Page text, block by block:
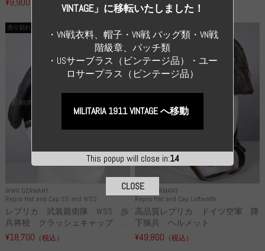
¥55,000 （税込）
WWII GERMANY
Repro Hat and Cap SS and WSS
売り切れ
レプリカ 武装親衛隊 WSS 歩
兵将校 クラッシュキャップ ...
¥18,700 （税込）
WWII GERMANY
Repro Hat and Cap Luftwaffe
高品質レプリカ ドイツ空軍 降
下猟兵 ヘルメット
¥49,800 （税込）
This popup will close in:13
VINTAGE」に移転いたしました！
・VN戦衣料、帽子・VN戦 バッグ類・VN戦
階級章、パッチ類
・USサーブラス（ビンテージ品）・ユー
ロサープラス（ビンテージ品）
MILITARIA 1911 VINTAGE へ移動
CLOSE